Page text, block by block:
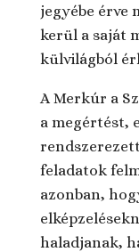
jegyébe érve
kerül a saját
külvilágból
A Merkúr a
a megértést,
feladatok
azonban,
haladjanak,